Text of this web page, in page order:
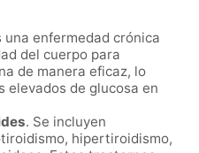
una enfermedad crónica
del cuerpo para
de manera eficaz, lo
elevados de glucosa en
. Se incluyen
hipertiroidismo,